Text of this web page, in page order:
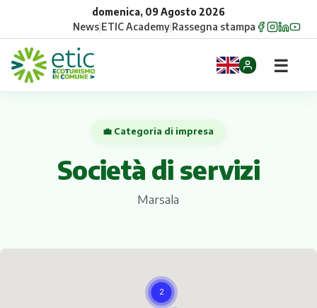
domenica, 09 Agosto 2026
News|ETIC Academy|Rassegna stampa
Gruppi
☰
💼 Categoria di impresa
Società di servizi
Marsala